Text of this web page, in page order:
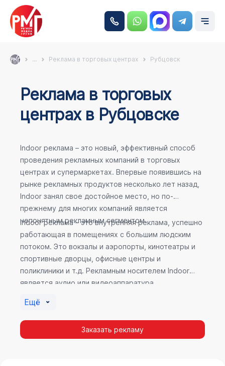
... Реклама в торговых центрах Рубцовск
Реклама в торговых
центрах в Рубцовске
Indoor реклама – это новый, эффективный способ
проведения рекламных компаний в торговых
центрах и супермаркетах. Впервые появившись на
рынке рекламных продуктов несколько лет назад,
Indoor занял свое достойное место, но по-
прежнему для многих компаний является
непонятным рекламным сегментом.
Indoor реклама – это внутренняя реклама, успешно
работающая в помещениях с большим людским
потоком. Это вокзалы и аэропорты, кинотеатры и
спортивные дворцы, офисные центры и
поликлиники и т.д. Рекламным носителем Indoor
является аудио или видеоаппаратура,
эффективность приносит такой вид рекламы в
местах продаж, поскольку воздействие на
покупателя в момент выбора товара наиболее
Ещё
Заказать рекламу